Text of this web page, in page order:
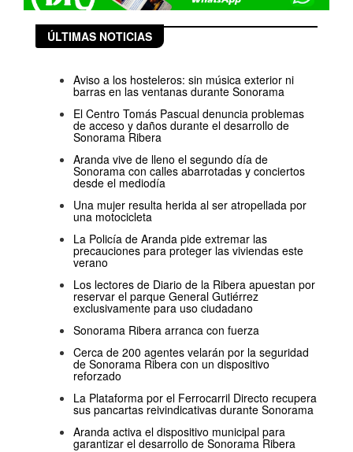
ÚLTIMAS NOTICIAS
Aviso a los hosteleros: sin música exterior ni
barras en las ventanas durante Sonorama
El Centro Tomás Pascual denuncia problemas
de acceso y daños durante el desarrollo de
Sonorama Ribera
Aranda vive de lleno el segundo día de
Sonorama con calles abarrotadas y conciertos
desde el mediodía
Una mujer resulta herida al ser atropellada por
una motocicleta
La Policía de Aranda pide extremar las
precauciones para proteger las viviendas este
verano
Los lectores de Diario de la Ribera apuestan por
reservar el parque General Gutiérrez
exclusivamente para uso ciudadano
Sonorama Ribera arranca con fuerza
Cerca de 200 agentes velarán por la seguridad
de Sonorama Ribera con un dispositivo
reforzado
La Plataforma por el Ferrocarril Directo recupera
sus pancartas reivindicativas durante Sonorama
Aranda activa el dispositivo municipal para
garantizar el desarrollo de Sonorama Ribera